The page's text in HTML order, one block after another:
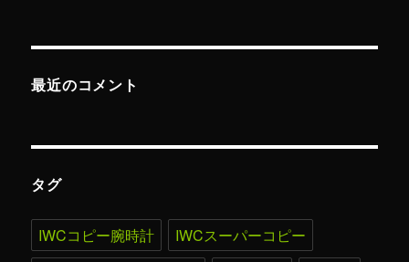
最近のコメント
タグ
IWCコピー腕時計
IWCスーパーコピー